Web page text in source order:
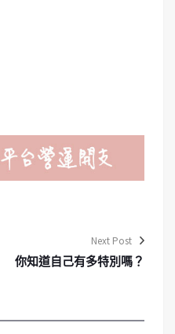
Next Post
你知道自己有多特別嗎？